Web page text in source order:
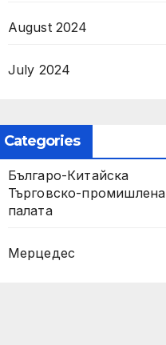
August 2024
July 2024
Categories
Българо-Китайска
Търговско-промишлена
палaта
Мерцедес